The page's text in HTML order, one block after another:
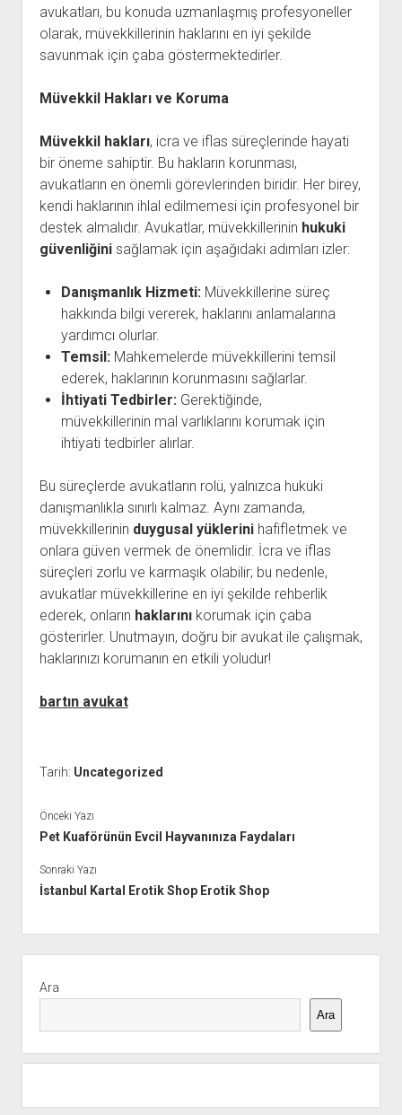
avukatları, bu konuda uzmanlaşmış profesyoneller
olarak, müvekkillerinin haklarını en iyi şekilde
savunmak için çaba göstermektedirler.
Müvekkil Hakları ve Koruma
Müvekkil hakları, icra ve iflas süreçlerinde hayati
bir öneme sahiptir. Bu hakların korunması,
avukatların en önemli görevlerinden biridir. Her birey,
kendi haklarının ihlal edilmemesi için profesyonel bir
destek almalıdır. Avukatlar, müvekkillerinin hukuki
güvenliğinisağlamak için aşağıdaki adımları izler:
Danışmanlık Hizmeti:Müvekkillerine süreç
hakkında bilgi vererek, haklarını anlamalarına
yardımcı olurlar.
Temsil:Mahkemelerde müvekkillerini temsil
ederek, haklarının korunmasını sağlarlar.
İhtiyati Tedbirler:Gerektiğinde,
müvekkillerinin mal varlıklarını korumak için
ihtiyati tedbirler alırlar.
Bu süreçlerde avukatların rolü, yalnızca hukuki
danışmanlıkla sınırlı kalmaz. Aynı zamanda,
müvekkillerinin duygusal yüklerinihafifletmek ve
onlara güven vermek de önemlidir. İcra ve iflas
süreçleri zorlu ve karmaşık olabilir; bu nedenle,
avukatlar müvekkillerine en iyi şekilde rehberlik
ederek, onların haklarınıkorumak için çaba
gösterirler. Unutmayın, doğru bir avukat ile çalışmak,
haklarınızı korumanın en etkili yoludur!
bartın avukat
Tarih: Uncategorized
Önceki Yazı
Pet Kuaförünün Evcil Hayvanınıza Faydaları
Sonraki Yazı
İstanbul Kartal Erotik Shop Erotik Shop
Menü
Ara
Ara